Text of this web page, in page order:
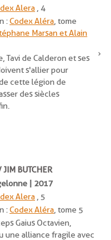
Alera , 4
:Codex Aléra , tome
Marsan et Alain
Tavi de Calderon et ses
s'allier pour
cette légion de
des siècles
BUTCHER
| 2017
Alera , 5
:Codex Aléra , tome 5
Gaius Octavien,
une alliance fragile avec